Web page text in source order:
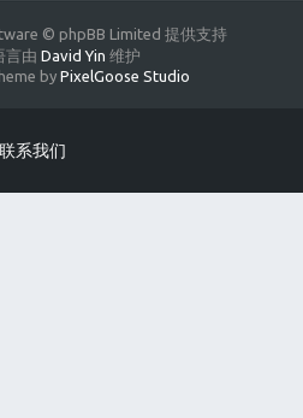
© phpBB Limited 提供支持
言由 David Yin 维护
by PixelGoose Studio
联系我们